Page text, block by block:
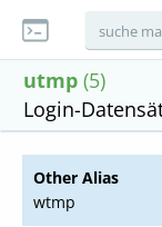
utmp (5)
Login-
Other Alias
wtmp